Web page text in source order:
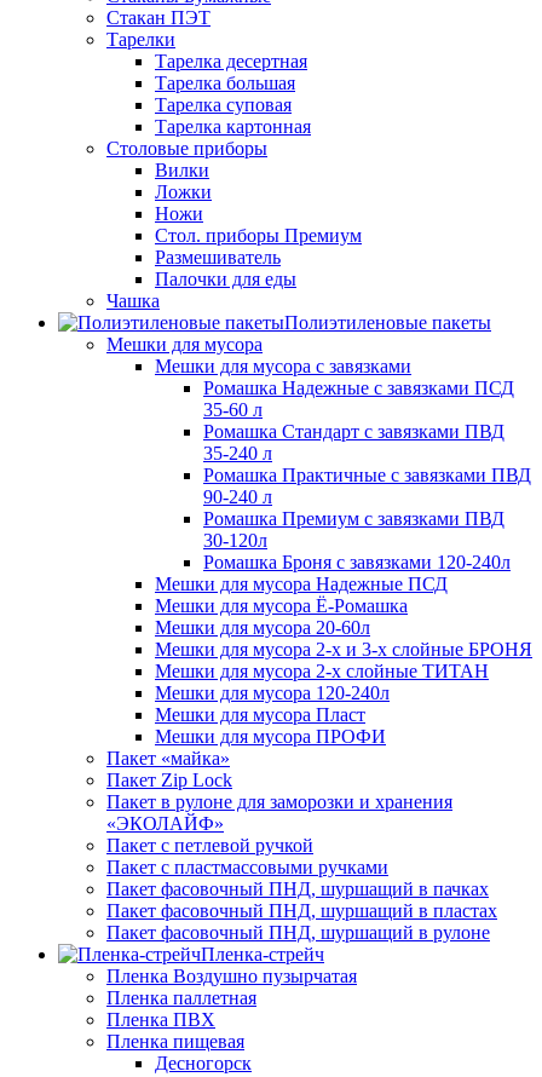
Стакан ПЭТ
Тарелки
Тарелка десертная
Тарелка большая
Тарелка суповая
Тарелка картонная
Столовые приборы
Вилки
Ложки
Ножи
Стол. приборы Премиум
Размешиватель
Палочки для еды
Чашка
Полиэтиленовые пакеты
Мешки для мусора
Мешки для мусора с завязками
Ромашка Надежные с завязками ПСД
35-60 л
Ромашка Стандарт с завязками ПВД
35-240 л
Ромашка Практичные с завязками ПВД
90-240 л
Ромашка Премиум с завязками ПВД
30-120л
Ромашка Броня с завязками 120-240л
Мешки для мусора Надежные ПСД
Мешки для мусора Ё-Ромашка
Мешки для мусора 20-60л
Мешки для мусора 2-х и 3-х слойные БРОНЯ
Мешки для мусора 2-х слойные ТИТАН
Мешки для мусора 120-240л
Мешки для мусора Пласт
Мешки для мусора ПРОФИ
Пакет «майка»
Пакет Zip Lock
Пакет в рулоне для заморозки и хранения
«ЭКОЛАЙФ»
Пакет с петлевой ручкой
Пакет с пластмассовыми ручками
Пакет фасовочный ПНД, шуршащий в пачках
Пакет фасовочный ПНД, шуршащий в пластах
Пакет фасовочный ПНД, шуршащий в рулоне
Пленка-стрейч
Пленка Воздушно пузырчатая
Пленка паллетная
Пленка ПВХ
Пленка пищевая
Десногорск